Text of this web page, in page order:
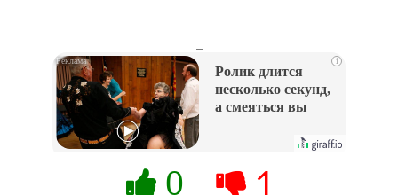
i
Ролик длится
несколько секунд,
а смеяться вы
0 1